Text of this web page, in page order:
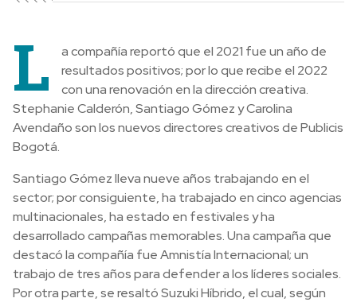
L
a compañía reportó que el 2021 fue un año de
resultados positivos; por lo que recibe el 2022
con una renovación en la dirección creativa.
Stephanie Calderón, Santiago Gómez y Carolina
Avendaño son los nuevos directores creativos de Publicis
Bogotá.
Santiago Gómez lleva nueve años trabajando en el
sector; por consiguiente, ha trabajado en cinco agencias
multinacionales, ha estado en festivales y ha
desarrollado campañas memorables. Una campaña que
destacó la compañía fue Amnistía Internacional; un
trabajo de tres años para defender a los líderes sociales.
Por otra parte, se resaltó Suzuki Híbrido, el cual, según